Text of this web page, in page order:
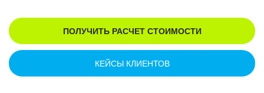
ПОЛУЧИТЬ РАСЧЕТ СТОИМОСТИ
КЕЙСЫ КЛИЕНТОВ